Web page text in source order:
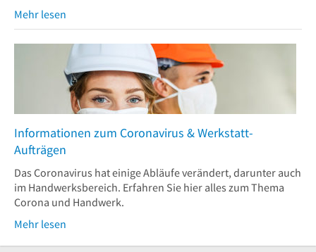
Mehr lesen
Informationen zum Coronavirus & Werkstatt-
Aufträgen
Das Coronavirus hat einige Abläufe verändert, darunter auch
im Handwerksbereich. Erfahren Sie hier alles zum Thema
Corona und Handwerk.
Mehr lesen